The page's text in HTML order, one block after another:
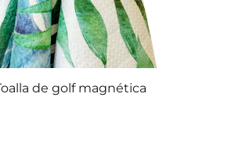
de golf magnética